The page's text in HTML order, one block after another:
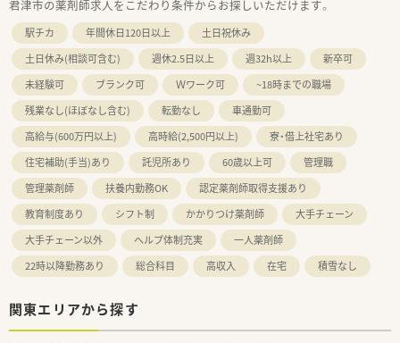
君津市の薬剤師求人をこだわり条件からお探しいただけます。
駅チカ 年間休日120日以上
土日祝休み
土日休み(相談可含む)
週休2.5日以上 週32h以上
新卒可
未経験可
ブランク可 Ｗワーク可
~18時までの職場
残業なし(ほぼなし含む)
転勤なし
車通勤可
高給与(600万円以上)
高時給(2,500円以上)
寮・借上社宅あり
住宅補助(手当)あり
託児所あり 60歳以上可
管理職
管理薬剤師
扶養内勤務OK
認定薬剤師取得支援あり
教育制度あり
シフト制 かかりつけ薬剤師
大手チェーン
大手チェーン以外
ヘルプ体制充実
一人薬剤師
22時以降勤務あり
総合科目 高収入 在宅 積雪なし
関東エリアから探す